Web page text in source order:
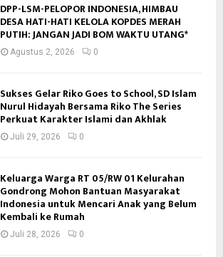
DPP-LSM-PELOPOR INDONESIA, HIMBAU
DESA HATI-HATI KELOLA KOPDES MERAH
PUTIH: JANGAN JADI BOM WAKTU UTANG*
Agustus 2, 2026 0
Sukses Gelar Riko Goes to School, SD Islam
Nurul Hidayah Bersama Riko The Series
Perkuat Karakter Islami dan Akhlak
Juli 29, 2026 0
Keluarga Warga RT 05/RW 01 Kelurahan
Gondrong Mohon Bantuan Masyarakat
Indonesia untuk Mencari Anak yang Belum
Kembali ke Rumah
Juli 28, 2026 0